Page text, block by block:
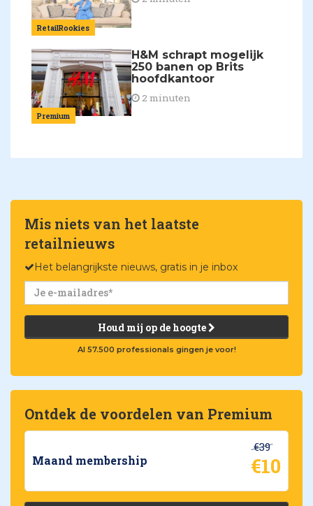
RetailRookies
Premium
H&M schrapt mogelijk
250 banen op Brits
hoofdkantoor
2 minuten
Mis niets van het laatste
retailnieuws
Het belangrijkste nieuws, gratis in je inbox
Houd mij op de hoogte
Al 57.500 professionals gingen je voor!
Ontdek de voordelen van Premium
Maand membership
€39
€10